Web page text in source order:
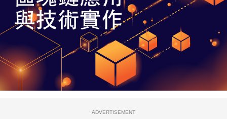
ADVERTISEMENT